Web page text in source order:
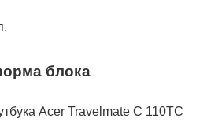
блока
Acer Travelmate C 110TC